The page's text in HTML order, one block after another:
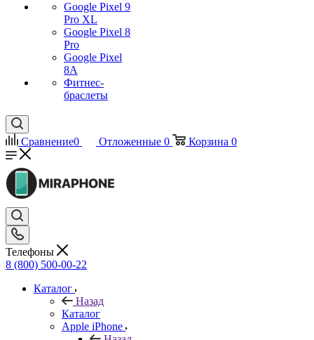
Google Pixel 9
Pro XL
Google Pixel 8
Pro
Google Pixel
8A
Фитнес-
браслеты
Сравнение0 Отложенные 0 Корзина 0
Телефоны
8 (800) 500-00-22
Каталог
Назад
Каталог
Apple iPhone